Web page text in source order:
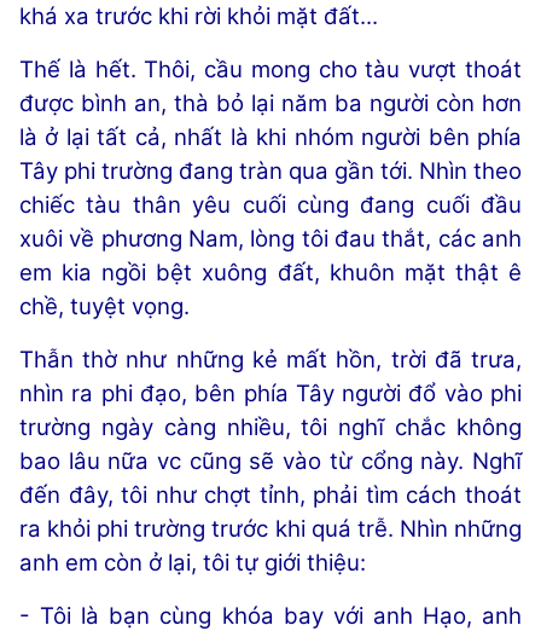
khá xa trước khi rời khỏi mặt đất...
Thế là hết. Thôi, cầu mong cho tàu vượt thoát
được bình an, thà bỏ lại năm ba người còn hơn
là ở lại tất cả, nhất là khi nhóm người bên phía
Tây phi trường đang tràn qua gần tới. Nhìn theo
chiếc tàu thân yêu cuối cùng đang cuối đầu
xuôi về phương Nam, lòng tôi đau thắt, các anh
em kia ngồi bệt xuông đất, khuôn mặt thật ê
chề, tuyệt vọng.
Thẫn thờ như những kẻ mất hồn, trời đã trưa,
nhìn ra phi đạo, bên phía Tây người đổ vào phi
trường ngày càng nhiều, tôi nghĩ chắc không
bao lâu nữa vc cũng sẽ vào từ cổng này. Nghĩ
đến đây, tôi như chợt tỉnh, phải tìm cách thoát
ra khỏi phi trường trước khi quá trễ. Nhìn những
anh em còn ở lại, tôi tự giới thiệu:
- Tôi là bạn cùng khóa bay với anh Hạo, anh